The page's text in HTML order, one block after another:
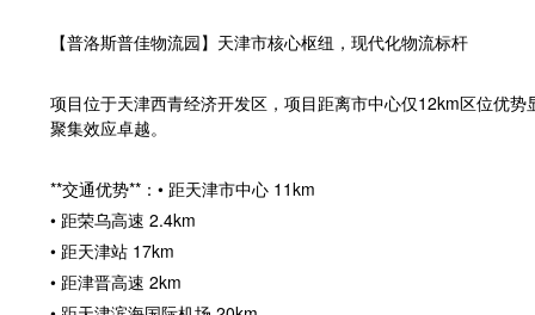
【普洛斯普佳物流园】天津市核心枢纽，现代化物流标杆
项目位于天津西青经济开发区，项目距离市中心仅12km区位优
聚集效应卓越。
**交通优势**：• 距天津市中心 11km
• 距荣乌高速 2.4km
• 距天津站 17km
• 距津晋高速 2km